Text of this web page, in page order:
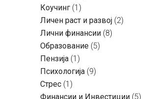
Коучинг (1)
Личен раст и развој (2)
Лични финансии (8)
Образование (5)
Пензија (1)
Психологија (9)
Стрес (1)
Финансии и Инвестиции (5)